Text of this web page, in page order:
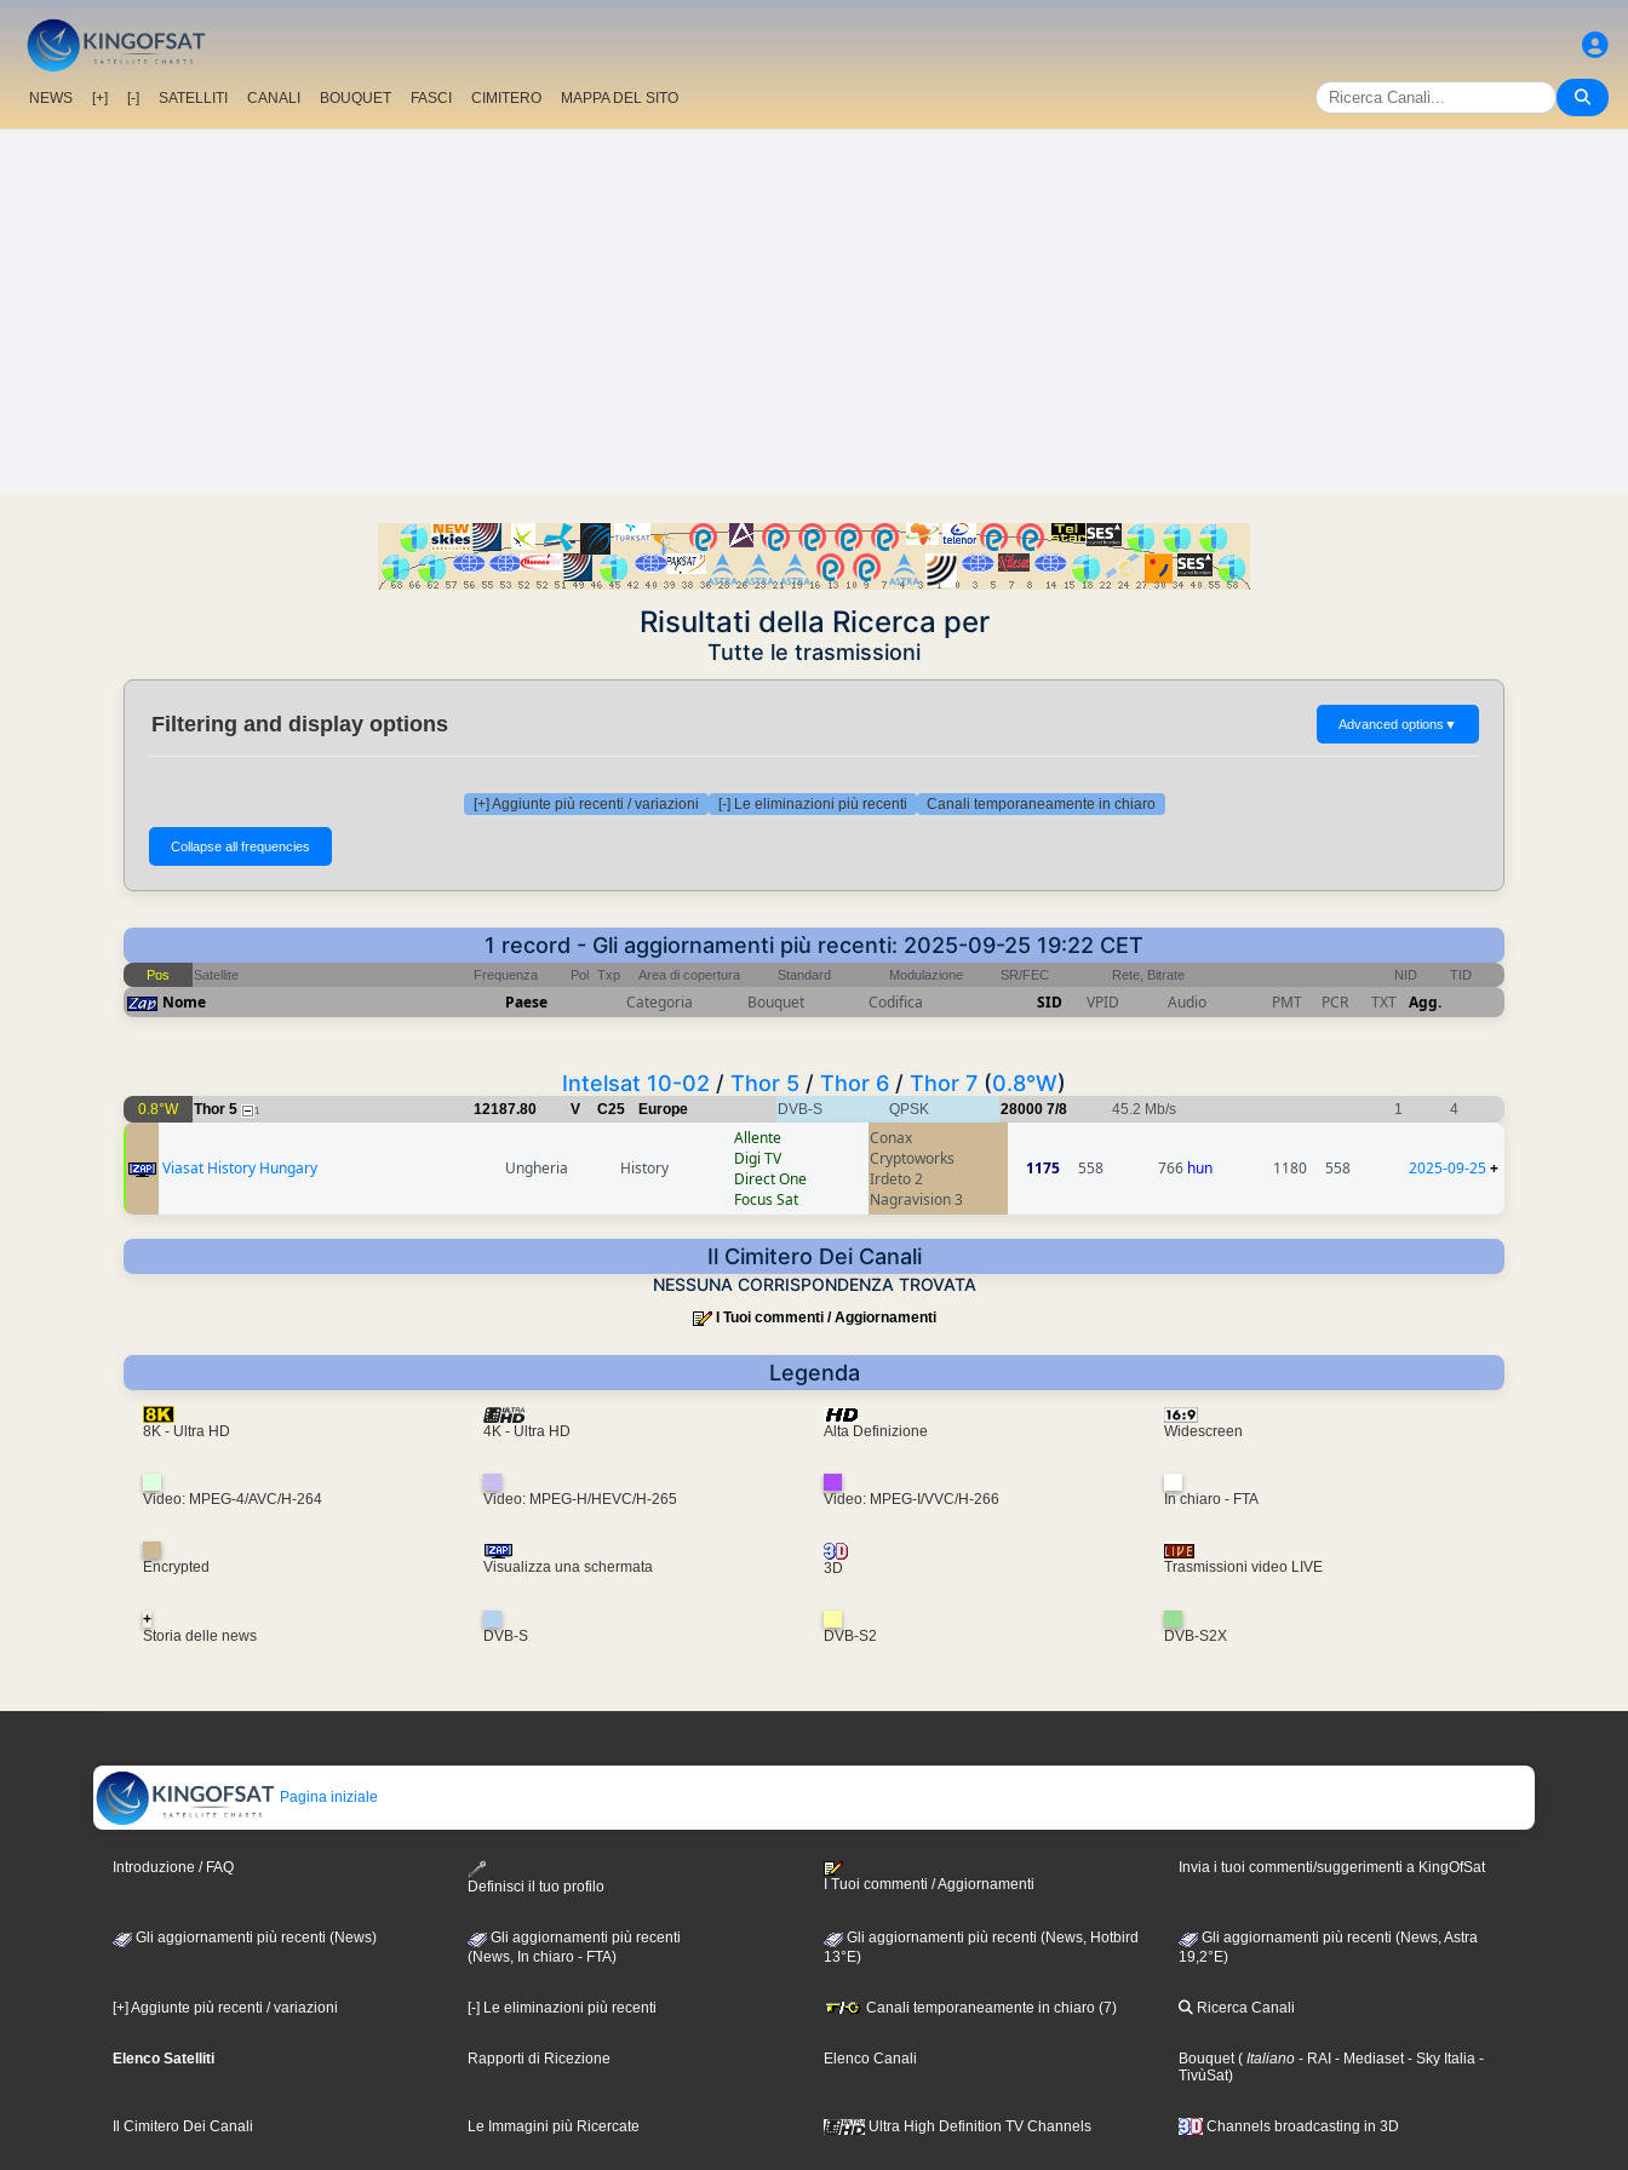
NEWS [+] [-] SATELLITI CANALI BOUQUET FASCI CIMITERO MAPPA DEL SITO
Risultati della Ricerca per
Tutte le trasmissioni
Filtering and display options Advanced options ▼
[+] Aggiunte più recenti / variazioni [-] Le eliminazioni più recenti Canali temporaneamente in chiaro
1 record - Gli aggiornamenti più recenti: 2025-09-25 19:22 CET
Pos Satellite Frequenza Pol Txp Area di copertura Standard Modulazione SR/FEC Rete, Bitrate NID TID
Nome Paese Categoria Bouquet Codifica SID VPID Audio PMT PCR TXT Agg.
Intelsat 10-02 / Thor 5 / Thor 6 / Thor 7 (0.8°W)
0.8°W Thor 5 1 12187.80 V C25 Europe DVB-S QPSK 28000 7/8 45.2 Mb/s 1 4
Viasat History Hungary Ungheria History
Allente
Digi TV
Direct One
Focus Sat
Conax
Cryptoworks
Irdeto 2
Nagravision 3
1175 558 766 hun 1180 558 2025-09-25+
Il Cimitero Dei Canali
NESSUNA CORRISPONDENZA TROVATA
I Tuoi commenti / Aggiornamenti
Legenda
8K - Ultra HD 4K - Ultra HD Alta Definizione Widescreen
Video: MPEG-4/AVC/H-264 Video: MPEG-H/HEVC/H-265 Video: MPEG-I/VVC/H-266 In chiaro - FTA
Encrypted Visualizza una schermata 3D Trasmissioni video LIVE
+
Storia delle news
DVB-S DVB-S2 DVB-S2X
Pagina iniziale
Introduzione / FAQ
Definisci il tuo profilo
I Tuoi commenti / Aggiornamenti
Invia i tuoi commenti/suggerimenti a KingOfSat
Gli aggiornamenti più recenti (News)
Gli aggiornamenti più recenti
(News, In chiaro - FTA)
Gli aggiornamenti più recenti (News, Hotbird
13°E)
Gli aggiornamenti più recenti (News, Astra
19,2°E)
[+] Aggiunte più recenti / variazioni [-] Le eliminazioni più recenti Canali temporaneamente in chiaro (7) Ricerca Canali
Elenco Satelliti Rapporti di Ricezione Elenco Canali Bouquet ( Italiano - RAI - Mediaset - Sky Italia -
TivùSat)
Il Cimitero Dei Canali Le Immagini più Ricercate Ultra High Definition TV Channels Channels broadcasting in 3D